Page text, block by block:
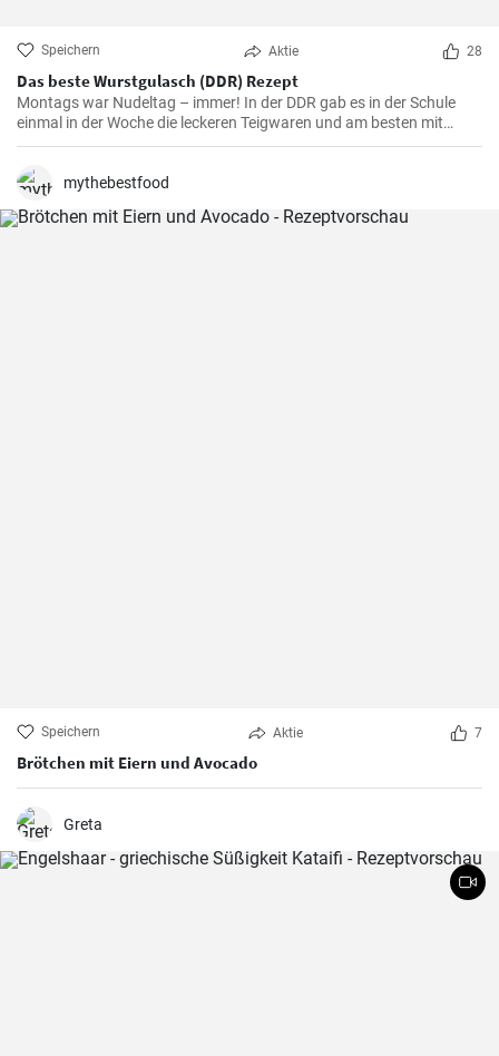
Speichern Aktie 28
Das beste Wurstgulasch (DDR) Rezept
Montags war Nudeltag – immer! In der DDR gab es in der Schule
einmal in der Woche die leckeren Teigwaren und am besten mit
Wurstgulasch .Das Gulasch mit Paprika und Würstchen ist sehr
mythebestfood
Speichern Aktie 7
Brötchen mit Eiern und Avocado
Greta